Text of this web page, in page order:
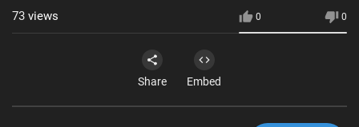
0 0
73 views
Share Embed